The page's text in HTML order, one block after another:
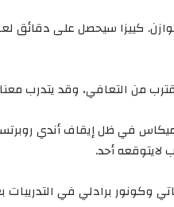
. كييزا سيحصلعلىدقائق
من التعافي، وقديتدربمعنا
فيظلإيقافأندي
لايتوقعهأحد.
وكونوربرادلي في التدريبات